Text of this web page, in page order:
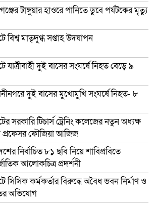
টাঙ্গুয়ার হাওরে পানিতে ডুবে পর্যটকের মৃত্যু
বিশ্ব মাতৃদুগ্ধ সপ্তাহ উদযাপন
যাত্রীবাহী দুই বাসের সংঘর্ষে নিহত বেড়ে ৯
দুই বাসের মুখোমুখি সংঘর্ষে নিহত- ৮
সরকারি টিচার্স ট্রেনিং কলেজের নতুন অধ্যক্ষ
প্রফেসর ফৌজিয়া আজিজ
নির্বাচিত ৮১ ছবি নিয়ে শাবিপ্রবিতে
আলোকচিত্র প্রদর্শনী
সিসিক কর্মকর্তার বিরুদ্ধে অবৈধ ভবন নির্মাণ ও
অভিযোগ